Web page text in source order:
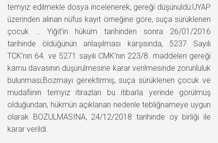
temyiz edilmekle dosya incelenerek, gereği düşünüldü:UYAP
üzerinden alınan nüfus kayıt örneğine göre, suça sürüklenen
çocuk … Yiğit’in hüküm tarihinden sonra 26/01/2016
tarihinde öldüğünün anlaşılması karşısında, 5237 Sayılı
TCK’nın 64. ve 5271 sayılı CMK’nın 223/8. maddeleri gereği
kamu davasının düşürülmesine karar verilmesinde zorunluluk
bulunması,Bozmayı gerektirmiş, suça sürüklenen çocuk ve
müdafiinin temyiz itirazları bu itibarla yerinde görülmüş
olduğundan, hükmün açıklanan nedenle tebliğnameye uygun
olarak BOZULMASINA, 24/12/2018 tarihinde oy birliği ile
karar verildi.